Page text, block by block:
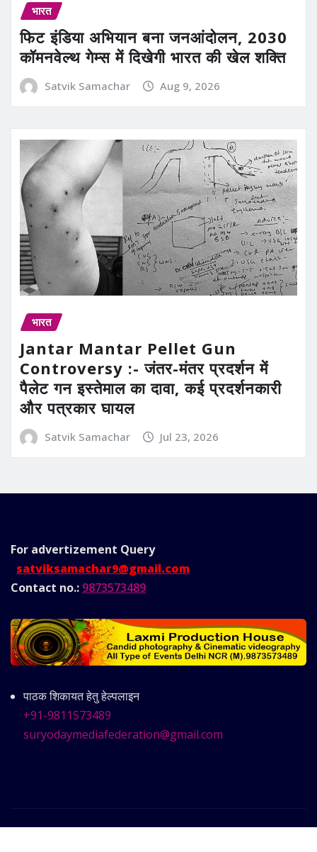
भारत
फिट इंडिया अभियान बना जनआंदोलन, 2030
कॉमनवेल्थ गेम्स में दिखेगी भारत की खेल शक्ति
Satvik Samachar Aug 9, 2026
भारत
Jantar Mantar Pellet Gun
Controversy :- जंतर-मंतर प्रदर्शन में
पैलेट गन इस्तेमाल का दावा, कई प्रदर्शनकारी
और पत्रकार घायल
Satvik Samachar Jul 23, 2026
For advertizement Query
satviksamachar9@gmail.com
Contact no.: 9873573489
पाठक शिकायत हेतु हेल्पलाइन
+91-9811573489
suryodaymediafederation@gmail.com